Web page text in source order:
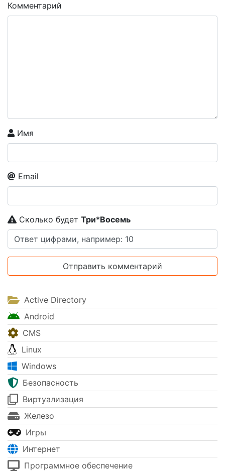
Комментарий
Имя
Email
Сколько будет Tpи*Boceмь
Active Directory
Android
CMS
Linux
Windows
Безопасность
Виртуализация
Железо
Игры
Интернет
Программное обеспечение